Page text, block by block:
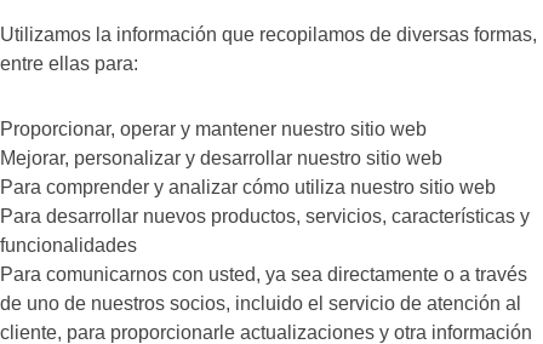
Utilizamos la información que recopilamos de diversas formas,
entre ellas para:
Proporcionar, operar y mantener nuestro sitio web
Mejorar, personalizar y desarrollar nuestro sitio web
Para comprender y analizar cómo utiliza nuestro sitio web
Para desarrollar nuevos productos, servicios, características y
funcionalidades
Para comunicarnos con usted, ya sea directamente o a través
de uno de nuestros socios, incluido el servicio de atención al
cliente, para proporcionarle actualizaciones y otra información